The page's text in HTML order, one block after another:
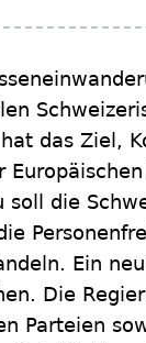
das Ziel,
soll die
Ein
Die
Parteien